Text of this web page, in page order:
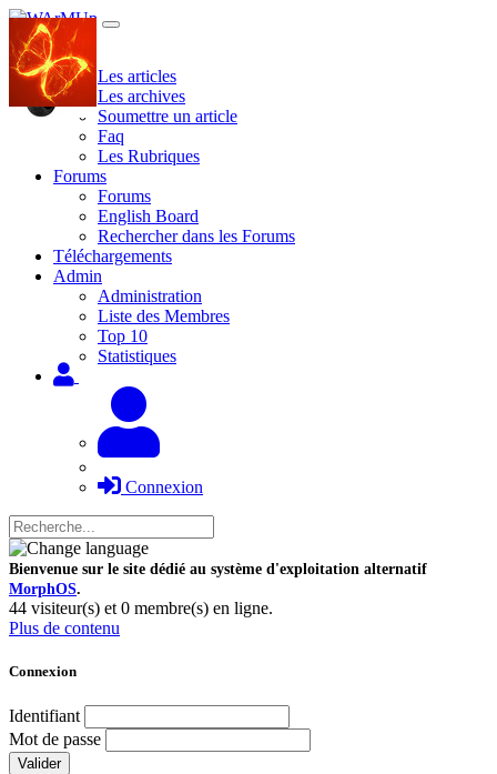
Site
Les articles
Les archives
Soumettre un article
Faq
Les Rubriques
Forums
Forums
English Board
Rechercher dans les Forums
Téléchargements
Admin
Administration
Liste des Membres
Top 10
Statistiques
Connexion
Bienvenue sur le site dédié au système d'exploitation alternatif
MorphOS.
44 visiteur(s) et 0 membre(s) en ligne.
Plus de contenu
Connexion
Identifiant
Mot de passe
Valider